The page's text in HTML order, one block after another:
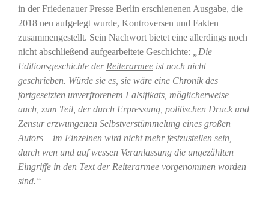
in der Friedenauer Presse Berlin erschienenen Ausgabe, die
2018 neu aufgelegt wurde, Kontroversen und Fakten
zusammengestellt. Sein Nachwort bietet eine allerdings noch
nicht abschließend aufgearbeitete Geschichte:
„Die
Editionsgeschichte der Reiterarmeeist noch nicht
geschrieben. Würde sie es, sie wäre eine Chronik des
fortgesetzten unverfrorenem Falsifikats, möglicherweise
auch, zum Teil, der durch Erpressung, politischen Druck und
Zensur erzwungenen Selbstverstümmelung eines großen
Autors – im Einzelnen wird nicht mehr festzustellen sein,
durch wen und auf wessen Veranlassung die ungezählten
Eingriffe in den Text der Reiterarmee vorgenommen worden
sind.“